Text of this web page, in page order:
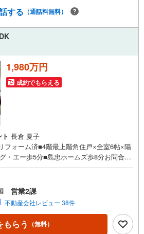
する （通話料無料）
1,980万円
成約でもらえる
長倉 夏子
フォーム済■4階最上階角住戸×全室6帖×陽
・エー歩5分■島忠ホームズ歩8分お問合せ
休）こちらの時間帯はお電話でのお問い合
ご案内できますぜひお気軽にご連絡下さ
イフソリューションズグループ 東宝ハ
携金利〔一例〕東宝ハウス浦和の住宅ロ
全期間引下げプラン⇒住宅ローン金利優遇割
％》と某信用金庫金利1.275％の比較借入
営業2課
不動産会社レビュー 38件
もらう （無料）